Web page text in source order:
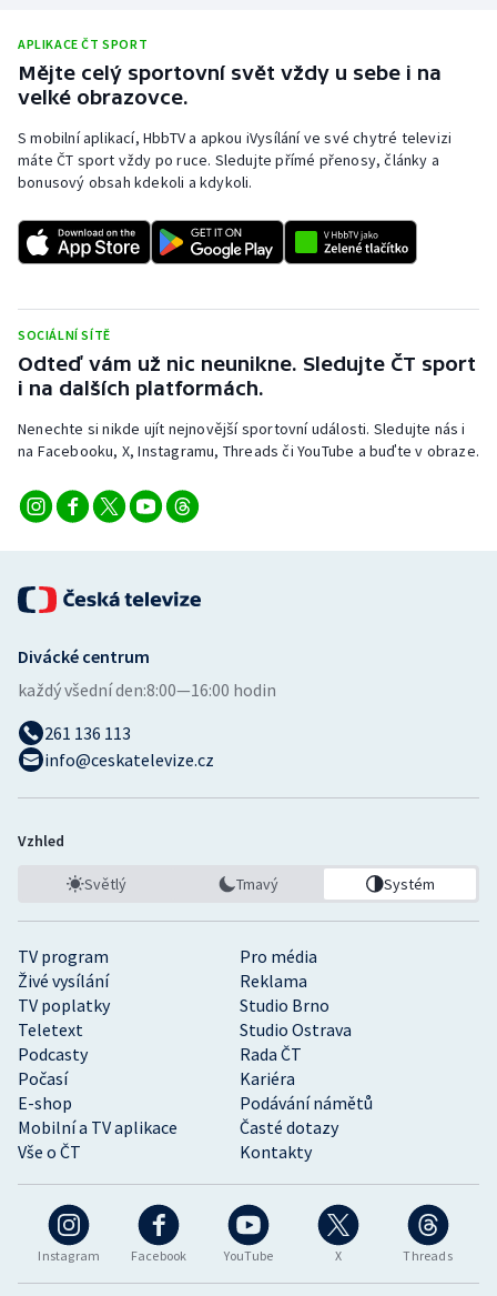
Ragby
Rychlobruslení
Rychlostní kanoistika
Sportovní střelba
Stolní tenis
Triatlon
Veslování
Volejbal
Ostatní
APLIKACE ČT SPORT
Mějte celý sportovní svět vždy u sebe i na
velké obrazovce.
S mobilní aplikací, HbbTV a apkou iVysílání ve své chytré televizi
máte ČT sport vždy po ruce. Sledujte přímé přenosy, články a
bonusový obsah kdekoli a kdykoli.
SOCIÁLNÍ SÍTĚ
Odteď vám už nic neunikne. Sledujte ČT sport
i na dalších platformách.
Nenechte si nikde ujít nejnovější sportovní události. Sledujte nás i
na Facebooku, X, Instagramu, Threads či YouTube a buďte v obraze.
Instagram Facebook YouTube X Threads
TV program
Pro média
Živé vysílání
Reklama
TV poplatky
Studio Brno
Teletext
Studio Ostrava
Podcasty
Rada ČT
Počasí
Kariéra
E-shop
Podávání námětů
Mobilní a TV aplikace
Časté dotazy
Vše o ČT
Kontakty
Divácké centrum
každý všední den:8:00—16:00 hodin
261 136 113
info@ceskatelevize.cz
Vzhled
Světlý Tmavý Systém